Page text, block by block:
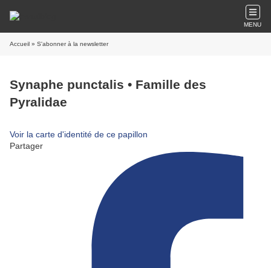
MENU
Accueil » S'abonner à la newsletter
Synaphe punctalis • Famille des
Pyralidae
Voir la carte d'identité de ce papillon
Partager